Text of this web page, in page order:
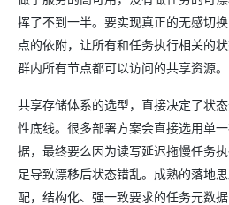
挥了不到一半。要实现真正的无感切
点的依附，让所有和任务执行相关的
群内所有节点都可以访问的共享资源。
共享存储体系的选型，直接决定了状
性底线。很多部署方案会直接选用单
据，最终要么因为读写延迟拖慢任务
足导致漂移后状态错乱。成熟的落地
配，结构化、强一致要求的任务元数